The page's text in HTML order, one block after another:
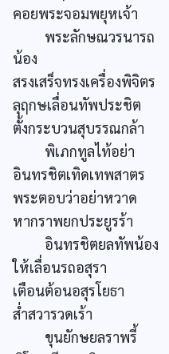
คอยพระจอมพยุหเจ้า
พระลักษณวรนารถ
น้อง
สรงเสร็จทรงเครื่องพิจิตร
ลุฤกษเลื่อนทัพประชิต
ตั้งกระบวนสุบรรณกล้า
พิเภกทูลไท้อย่า
อินทรชิตเทิดเทพสาตร
พระตอบว่าอย่าหวาด
หากราพยกประยูรร้า
อินทรชิตยลทัพน้อง
ให้เลื่อนรถอสุรา
เตือนต้อนอสุรโยธา
ส่ำสวารวดเร้า
ขุนยักษยลราพรี้